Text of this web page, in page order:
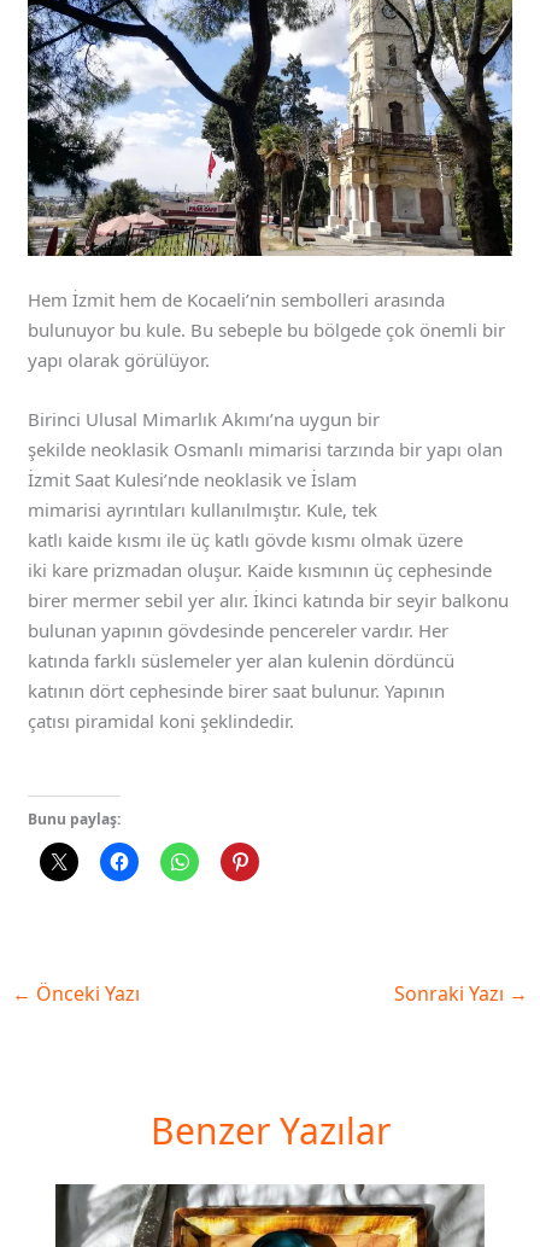
Hem İzmit hem de Kocaeli’nin sembolleri arasında
bulunuyor bu kule. Bu sebeple bu bölgede çok önemli bir
yapı olarak görülüyor.
Birinci Ulusal Mimarlık Akımı’na uygun bir
şekilde neoklasik Osmanlı mimarisi tarzında bir yapı olan
İzmit Saat Kulesi’nde neoklasik ve İslam
mimarisi ayrıntıları kullanılmıştır. Kule, tek
katlı kaide kısmı ile üç katlı gövde kısmı olmak üzere
iki kare prizmadan oluşur. Kaide kısmının üç cephesinde
birer mermer sebil yer alır. İkinci katında bir seyir balkonu
bulunan yapının gövdesinde pencereler vardır. Her
katında farklı süslemeler yer alan kulenin dördüncü
katının dört cephesinde birer saat bulunur. Yapının
çatısı piramidal koni şeklindedir.
Bunu paylaş:
← Önceki Yazı Sonraki Yazı →
Benzer Yazılar